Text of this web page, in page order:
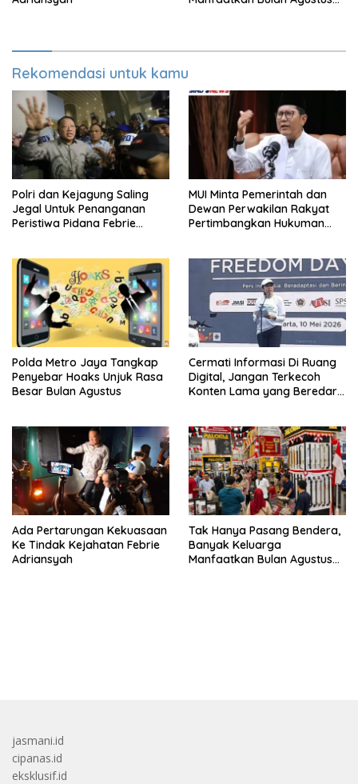
Rekomendasi untuk kamu
Polri dan Kejagung Saling
Jegal Untuk Penanganan
Peristiwa Pidana Febrie
MUI Minta Pemerintah dan
Dewan Perwakilan Rakyat
Pertimbangkan Hukuman
Polda Metro Jaya Tangkap
Penyebar Hoaks Unjuk Rasa
Besar Bulan Agustus
Cermati Informasi Di Ruang
Digital, Jangan Terkecoh
Konten Lama yang Beredar
Ada Pertarungan Kekuasaan
Ke Tindak Kejahatan Febrie
Adriansyah
Tak Hanya Pasang Bendera,
Banyak Keluarga
Manfaatkan Bulan Agustus
jasmani.id
cipanas.id
eksklusif.id